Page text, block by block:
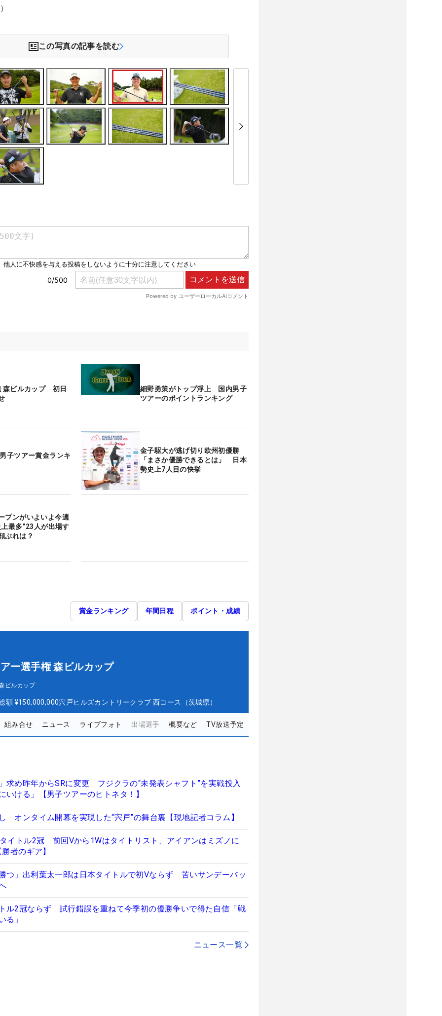
この写真の記事を読む
森ビルカップ 初日
細野勇策がトップ浮上 国内男子
ツアーのポイントランキング
子ツアー賞金ランキ
金子駆大が逃げ切り欧州初優勝
「まさか優勝できるとは」 日本
勢史上7人目の快挙
プンがいよいよ今週
最多”23人が出場す
ぶれは？
賞金ランキング 年間日程 ポイント・成績
ー選手権 森ビルカップ
ビルカップ
額 ¥150,000,000宍戸ヒルズカントリークラブ 西コース（茨城県）
組み合せ ニュース ライブフォト 出場選手 概要など TV放送予定
求め昨年からSRに変更 フジクラの“未発表シャフト”を実戦投入
いける」【男子ツアーのヒトネタ！】
オンタイム開幕を実現した“宍戸”の舞台裏【現地記者コラム】
イトル2冠 前回Vから1Wはタイトリスト、アイアンはミズノに
者のギア】
つ」出利葉太一郎は日本タイトルで初Vならず 苦いサンデーバッ
ル2冠ならず 試行錯誤を重ねて今季初の優勝争いで得た自信「戦
る」
ニュース一覧